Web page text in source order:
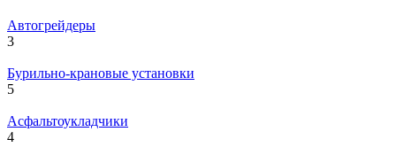
Автогрейдеры
3
Бурильно-крановые установки
5
Асфальтоукладчики
4